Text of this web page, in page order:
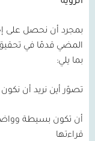
بمجرد أن نحصل على
المضي قدمًا في تحقيق
بما يلي:
تصوّر أين نريد أن نكون خلال
أن تكون بسيطة
قراءتها